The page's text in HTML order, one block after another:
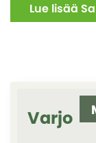
Lue lisää
Varjo